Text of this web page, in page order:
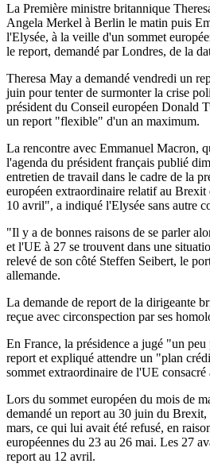
La Première ministre britannique
Angela Merkel à Berlin le matin puis
l'Elysée, à la veille d'un sommet
le report, demandé par Londres, de la
Theresa May a demandé vendredi un
juin pour tenter de surmonter la crise
président du Conseil européen Donald
un report "flexible" d'un an maximum.
La rencontre avec Emmanuel Macron,
l'agenda du président français publié
entretien de travail dans le cadre de la
européen extraordinaire relatif au
10 avril", a indiqué l'Elysée sans autre
"Il y a de bonnes raisons de se parler
et l'UE à 27 se trouvent dans une
relevé de son côté Steffen Seibert, le
allemande.
La demande de report de la dirigeante
reçue avec circonspection par ses
En France, la présidence a jugé "un
report et expliqué attendre un "plan
sommet extraordinaire de l'UE
Lors du sommet européen du mois de
demandé un report au 30 juin du
mars, ce qui lui avait été refusé, en
européennes du 23 au 26 mai. Les 27
report au 12 avril.